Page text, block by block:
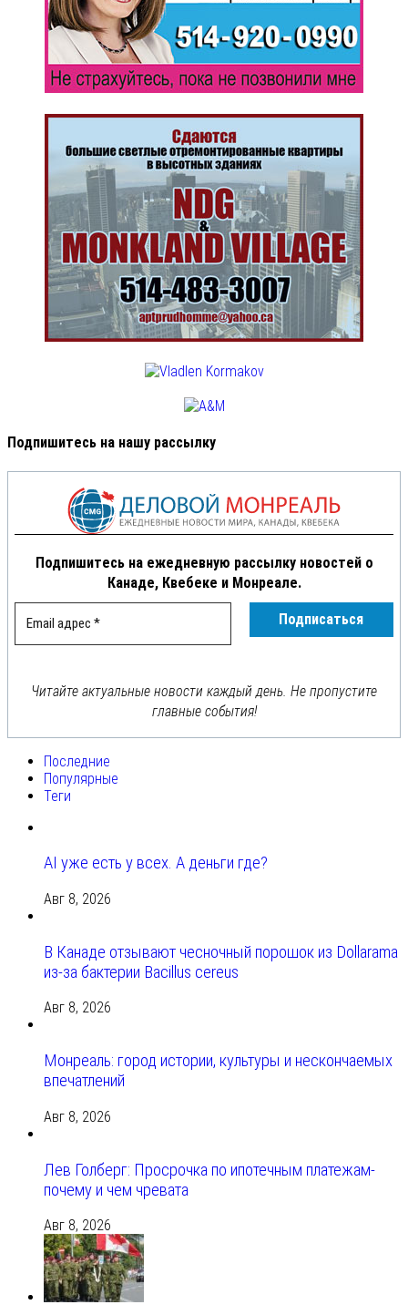
Подпишитесь на нашу рассылку
Подпишитесь на ежедневную рассылку новостей о
Канаде, Квебеке и Монреале.
Читайте актуальные новости каждый день. Не пропустите
главные события!
Последние
Популярные
Теги
AI уже есть у всех. А деньги где?
Авг 8, 2026
В Канаде отзывают чесночный порошок из Dollarama
из-за бактерии Bacillus cereus
Авг 8, 2026
Монреаль: город истории, культуры и нескончаемых
впечатлений
Авг 8, 2026
Лев Голберг: Просрочка по ипотечным платежам-
почему и чем чревата
Авг 8, 2026